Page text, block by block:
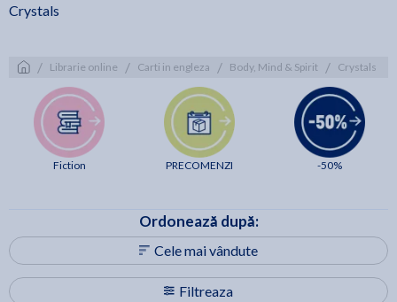
Crystals
/ Librarie online / Carti in engleza / Body, Mind & Spirit / Crystals
Fiction PRECOMENZI -50%
Filtreaza
Ordonează după:
Cele mai vândute